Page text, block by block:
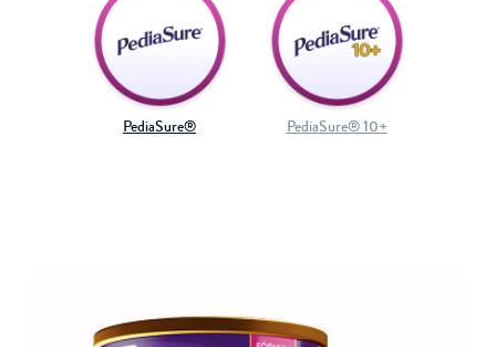
PediaSure® PediaSure® 10+